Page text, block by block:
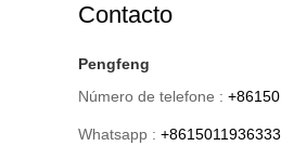
Contacto
Pengfeng
Número de telefone :
Whatsapp : +8615011936333